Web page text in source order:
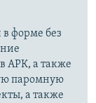
форме без
АРК, а также
паромную
а также